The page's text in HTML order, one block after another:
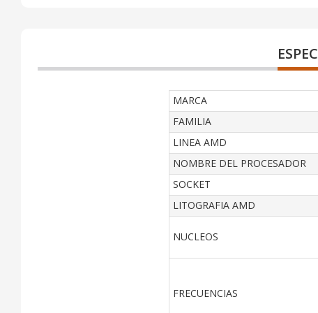
MARCA
FAMILIA
LINEA AMD
NOMBRE DEL PROCESADOR
SOCKET
LITOGRAFIA AMD
NUCLEOS
FRECUENCIAS